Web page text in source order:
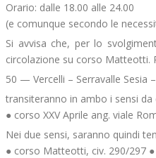
Orario: dalle 18.00 alle 24.00
(e comunque secondo le
Si avvisa che, per lo
circolazione su corso Matteotti.
50 — Vercelli – Serravalle Sesia
transiteranno in ambo i sensi da
● corso XXV Aprile ang. viale
Nei due sensi, saranno quindi
● corso Matteotti, civ. 290/297